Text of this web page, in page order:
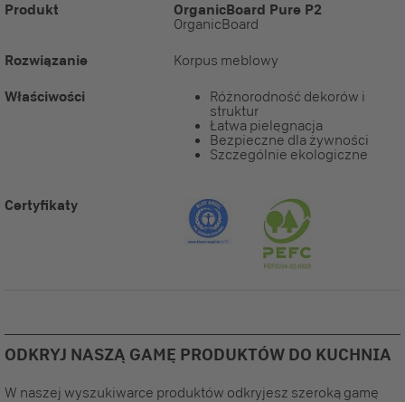
Produkt OrganicBoard Pure P2
OrganicBoard
Rozwiązanie Korpus meblowy
Właściwości
Różnorodność dekorów i
struktur
Łatwa pielęgnacja
Bezpieczne dla żywności
Szczególnie ekologiczne
Certyfikaty
ODKRYJ NASZĄ GAMĘ PRODUKTÓW DO KUCHNIA
W naszej wyszukiwarce produktów odkryjesz szeroką gamę